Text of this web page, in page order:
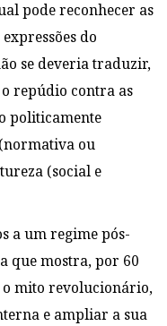
pode reconhecer as
do
se deveria traduzir,
repúdio contra as
politicamente
ou
(social e
a um regime pós-
que mostra, por 60
mito revolucionário,
e ampliar a sua